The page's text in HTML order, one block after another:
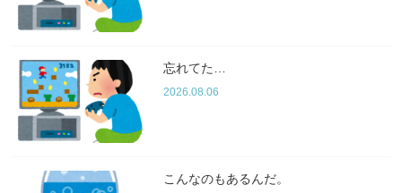
忘れてた…
2026.08.06
こんなのもあるんだ。